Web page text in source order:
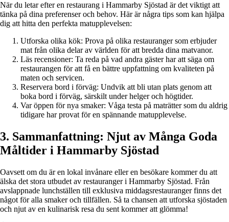
När du letar efter en restaurang i Hammarby Sjöstad är det viktigt att
tänka på dina preferenser och behov. Här är några tips som kan hjälpa
dig att hitta den perfekta matupplevelsen:
Utforska olika kök: Prova på olika restauranger som erbjuder
mat från olika delar av världen för att bredda dina matvanor.
Läs recensioner: Ta reda på vad andra gäster har att säga om
restaurangen för att få en bättre uppfattning om kvaliteten på
maten och servicen.
Reservera bord i förväg: Undvik att bli utan plats genom att
boka bord i förväg, särskilt under helger och högtider.
Var öppen för nya smaker: Våga testa på maträtter som du aldrig
tidigare har provat för en spännande matupplevelse.
3. Sammanfattning: Njut av Många Goda
Måltider i Hammarby Sjöstad
Oavsett om du är en lokal invånare eller en besökare kommer du att
älska det stora utbudet av restauranger i Hammarby Sjöstad. Från
avslappnade lunchställen till exklusiva middagsrestauranger finns det
något för alla smaker och tillfällen. Så ta chansen att utforska sjöstaden
och njut av en kulinarisk resa du sent kommer att glömma!